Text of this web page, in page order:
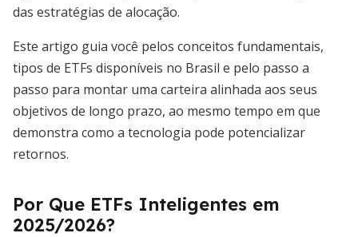
das estratégias de alocação.
Este artigo guia você pelos conceitos fundamentais,
tipos de ETFs disponíveis no Brasil e pelo passo a
passo para montar uma carteira alinhada aos seus
objetivos de longo prazo, ao mesmo tempo em que
demonstra como a tecnologia pode potencializar
retornos.
Por Que ETFs Inteligentes em
2025/2026?